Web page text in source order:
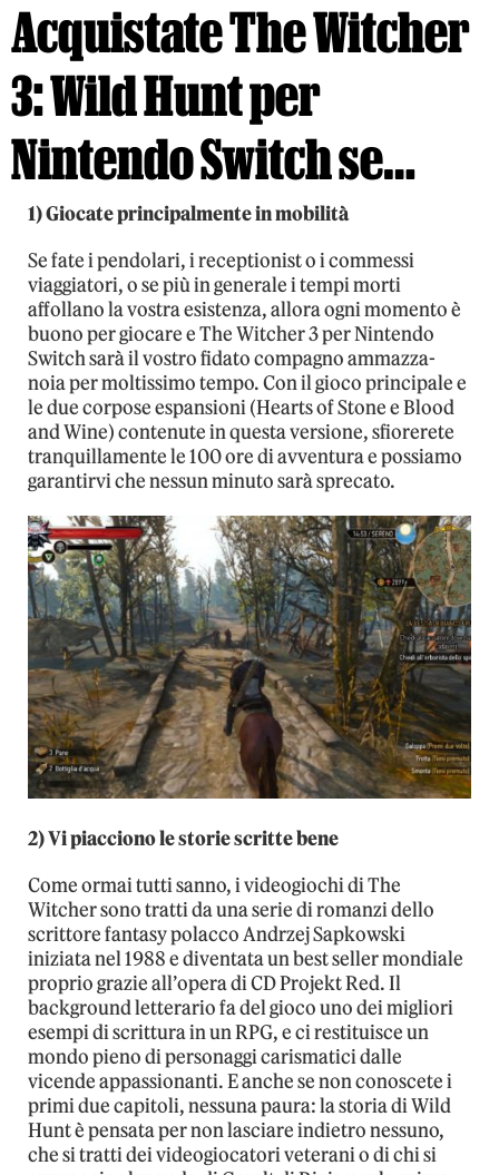
Acquistate The Witcher
3: Wild Hunt per
Nintendo Switch se…
1) Giocate principalmente in mobilità
Se fate i pendolari, i receptionist o i commessi
viaggiatori, o se più in generale i tempi morti
affollano la vostra esistenza, allora ogni momento è
buono per giocare e The Witcher 3 per Nintendo
Switch sarà il vostro fidato compagno ammazza-
noia per moltissimo tempo. Con il gioco principale e
le due corpose espansioni (Hearts of Stone e Blood
and Wine) contenute in questa versione, sfiorerete
tranquillamente le 100 ore di avventura e possiamo
garantirvi che nessun minuto sarà sprecato.
2) Vi piacciono le storie scritte bene
Come ormai tutti sanno, i videogiochi di The
Witcher sono tratti da una serie di romanzi dello
scrittore fantasy polacco Andrzej Sapkowski
iniziata nel 1988 e diventata un best seller mondiale
proprio grazie all’opera di CD Projekt Red. Il
background letterario fa del gioco uno dei migliori
esempi di scrittura in un RPG, e ci restituisce un
mondo pieno di personaggi carismatici dalle
vicende appassionanti. E anche se non conoscete i
primi due capitoli, nessuna paura: la storia di Wild
Hunt è pensata per non lasciare indietro nessuno,
che si tratti dei videogiocatori veterani o di chi si